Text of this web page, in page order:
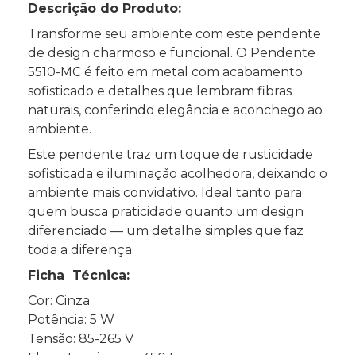
Descrição do Produto:
Transforme seu ambiente com este pendente
de design charmoso e funcional. O Pendente
5510-MC é feito em metal com acabamento
sofisticado e detalhes que lembram fibras
naturais, conferindo elegância e aconchego ao
ambiente.
Este pendente traz um toque de rusticidade
sofisticada e iluminação acolhedora, deixando o
ambiente mais convidativo. Ideal tanto para
quem busca praticidade quanto um design
diferenciado — um detalhe simples que faz
toda a diferença.
Ficha Técnica:
Cor: Cinza
Potência: 5 W
Tensão: 85-265 V